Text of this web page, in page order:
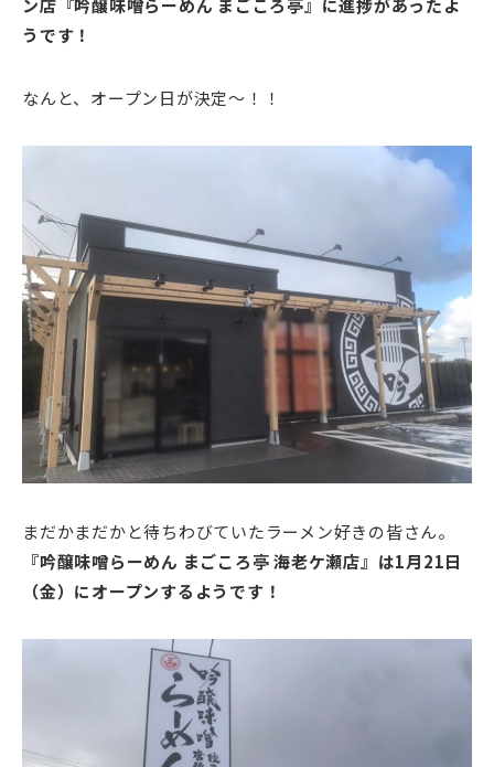
ン店『吟醸味噌らーめん まごころ亭』に進捗があったよ
うです！
なんと、オープン日が決定～！！
まだかまだかと待ちわびていたラーメン好きの皆さん。
『吟醸味噌らーめん まごころ亭 海老ケ瀬店』は1月21日
（金）にオープンするようです！